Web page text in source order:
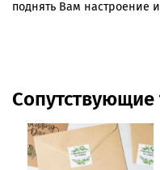
поднять Вам настроение
Сопутствующие